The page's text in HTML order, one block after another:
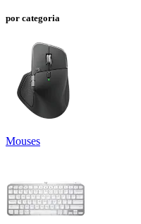
por categoria
Mouses